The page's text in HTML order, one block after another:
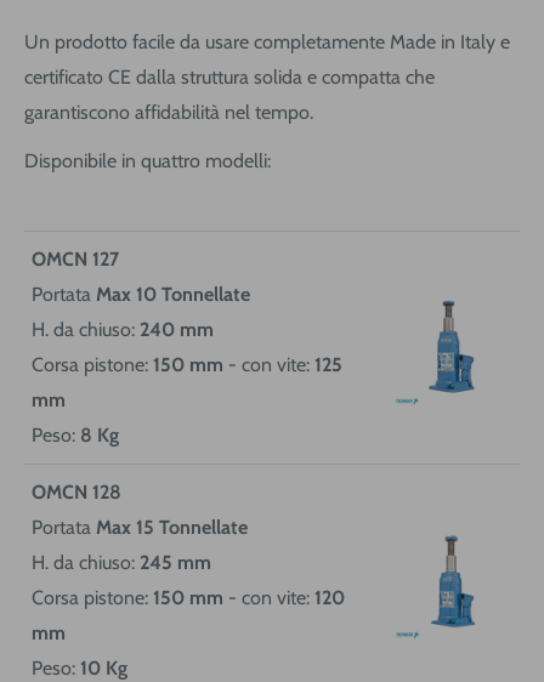
Un prodotto facile da usare completamente Made in Italy e
certificato CE dalla struttura solida e compatta che
garantiscono affidabilità nel tempo.
Disponibile in quattro modelli:
OMCN 127
Portata Max 10 Tonnellate
H. da chiuso: 240 mm
Corsa pistone: 150 mm - con vite: 125
mm
Peso: 8 Kg
OMCN 128
Portata Max 15 Tonnellate
H. da chiuso: 245 mm
Corsa pistone: 150 mm - con vite: 120
mm
Peso: 10 Kg